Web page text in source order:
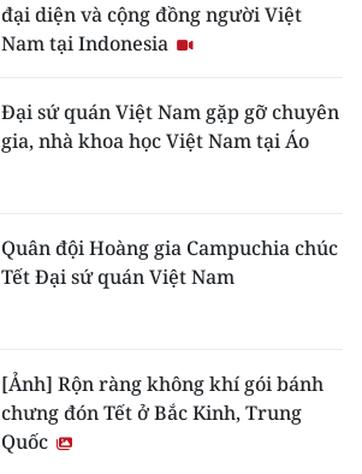
đại diện và cộng đồng người Việt
Nam tại Indonesia
Đại sứ quán Việt Nam gặp gỡ chuyên
gia, nhà khoa học Việt Nam tại Áo
Quân đội Hoàng gia Campuchia chúc
Tết Đại sứ quán Việt Nam
[Ảnh] Rộn ràng không khí gói bánh
chưng đón Tết ở Bắc Kinh, Trung
Quốc